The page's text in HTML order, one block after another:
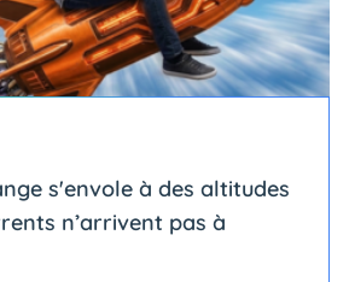
s'envole à des altitudes
n’arrivent pas à